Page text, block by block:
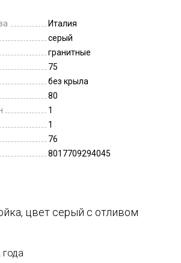
Италия
серый
гранитные
75
без крыла
80
1
1
76
8017709294045
цвет серый с отливом
года